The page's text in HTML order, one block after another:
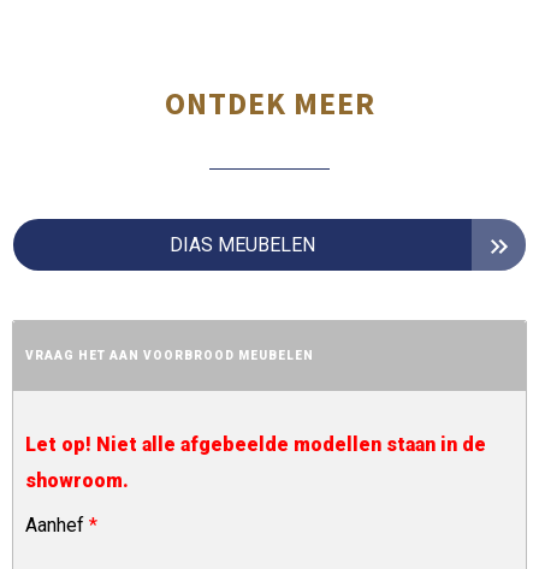
ONTDEK MEER
DIAS MEUBELEN
VRAAG HET AAN VOORBROOD MEUBELEN
Let op! Niet alle afgebeelde modellen staan in de
showroom.
Aanhef *